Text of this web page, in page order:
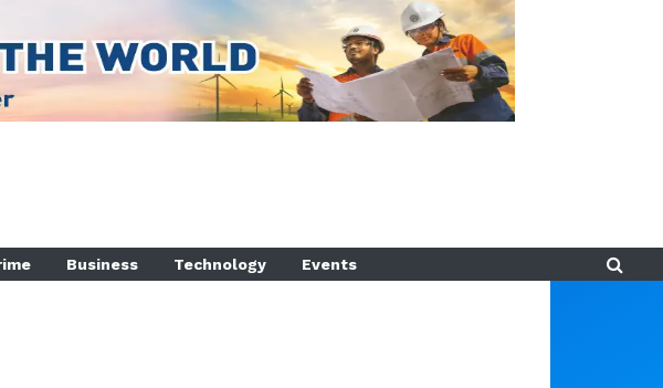
Business Technology Events